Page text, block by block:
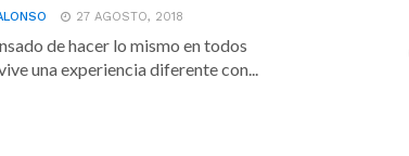
27 AGOSTO, 2018
de hacer lo mismo en todos
una experiencia diferente con...